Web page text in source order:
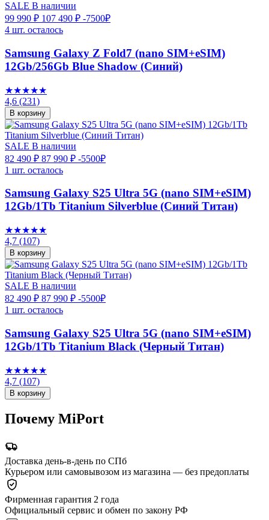
SALE В наличии
99 990 ₽ 107 490 ₽ -7500₽
4 шт. осталось
Samsung Galaxy Z Fold7 (nano SIM+eSIM)
12Gb/256Gb Blue Shadow (Синий)
★★★★★
4,6 (231)
В корзину
SALE В наличии
82 490 ₽ 87 990 ₽ -5500₽
1 шт. осталось
Samsung Galaxy S25 Ultra 5G (nano SIM+eSIM)
12Gb/1Tb Titanium Silverblue (Синий Титан)
★★★★★
4,7 (107)
В корзину
SALE В наличии
82 490 ₽ 87 990 ₽ -5500₽
1 шт. осталось
Samsung Galaxy S25 Ultra 5G (nano SIM+eSIM)
12Gb/1Tb Titanium Black (Черный Титан)
★★★★★
4,7 (107)
В корзину
Почему MiPort
Доставка день-в-день по СПб
Курьером или самовывозом из магазина — без предоплаты
Фирменная гарантия 2 года
Официальный сервис и обмен по закону РФ